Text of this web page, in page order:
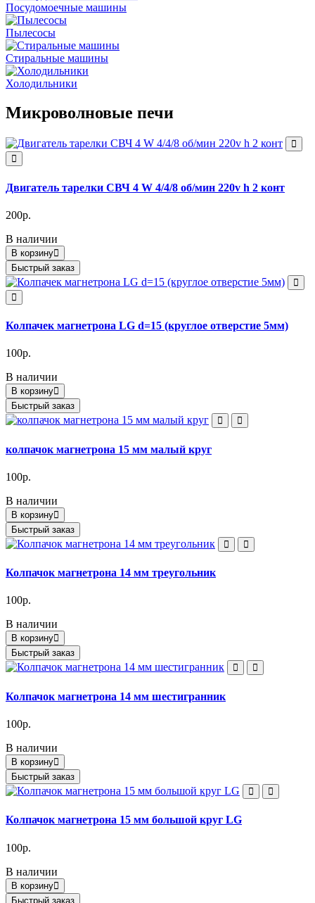
Посудомоечные машины
Пылесосы
Стиральные машины
Холодильники
Микроволновые печи
Двигатель тарелки СВЧ 4 W 4/4/8 об/мин 220v h 2 конт
200р.
В наличии
В корзину
Быстрый заказ
Колпачек магнетрона LG d=15 (круглое отверстие 5мм)
100р.
В наличии
В корзину
Быстрый заказ
колпачок магнетрона 15 мм малый круг
100р.
В наличии
В корзину
Быстрый заказ
Колпачок магнетрона 14 мм треугольник
100р.
В наличии
В корзину
Быстрый заказ
Колпачок магнетрона 14 мм шестигранник
100р.
В наличии
В корзину
Быстрый заказ
Колпачок магнетрона 15 мм большой круг LG
100р.
В наличии
В корзину
Быстрый заказ